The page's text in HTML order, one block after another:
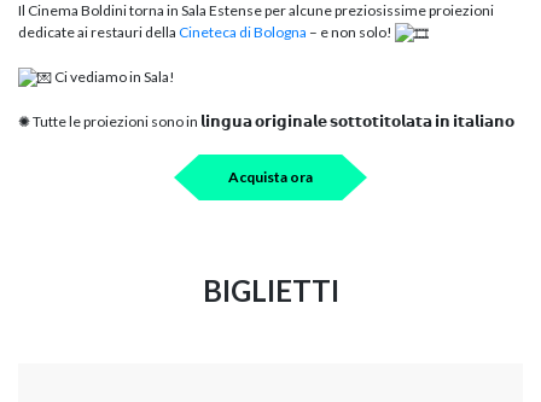
Il Cinema Boldini torna in Sala Estense per alcune preziosissime proiezioni
dedicate ai restauri della Cineteca di Bologna – e non solo!
Ci vediamo in Sala!
✺ Tutte le proiezioni sono in 𝗹𝗶𝗻𝗴𝘂𝗮 𝗼𝗿𝗶𝗴𝗶𝗻𝗮𝗹𝗲 𝘀𝗼𝘁𝘁𝗼𝘁𝗶𝘁𝗼𝗹𝗮𝘁𝗮 𝗶𝗻 𝗶𝘁𝗮𝗹𝗶𝗮𝗻𝗼
Acquista ora
BIGLIETTI